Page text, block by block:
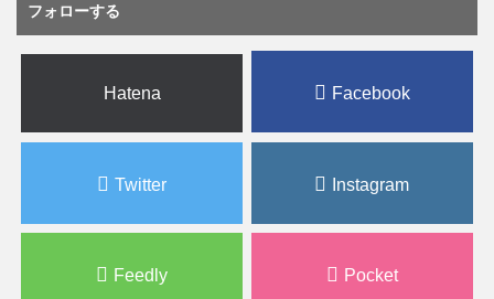
フォローする
Hatena Facebook
Twitter Instagram
Feedly Pocket